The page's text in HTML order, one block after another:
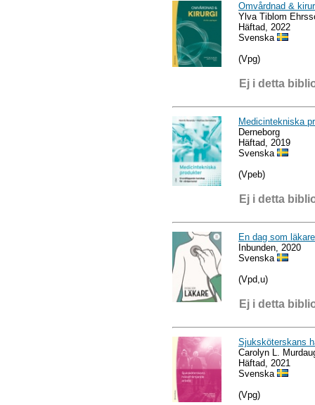
Omvårdnad &
Ylva Tiblom
Häftad, 2022
Svenska
(Vpg)
Ej i detta
Medicintekniska
Derneborg
Häftad, 2019
Svenska
(Vpeb)
Ej i detta
En dag som läkare
Inbunden, 2020
Svenska
(Vpd,u)
Ej i detta
Sjuksköterskans
Carolyn L.
Häftad, 2021
Svenska
(Vpg)